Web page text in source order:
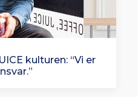
kulturen: “Vi er